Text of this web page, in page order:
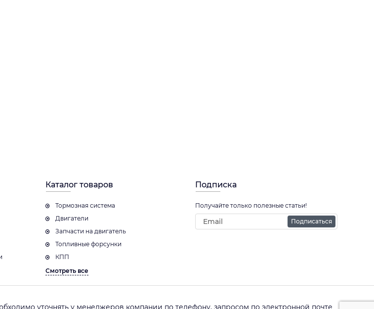
Каталог товаров
Тормозная система
Двигатели
Запчасти на двигатель
Топливные форсунки
КПП
Смотреть все
Подписка
Получайте только полезные статьи!
Подписаться